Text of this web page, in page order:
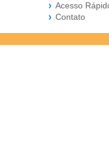
Acesso
Contato